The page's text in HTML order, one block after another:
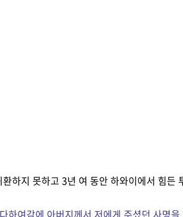
하지 못하고 3년 여 동안 하와이에서 힘
하여감에 아버지께서 저에게 주셨던 사명